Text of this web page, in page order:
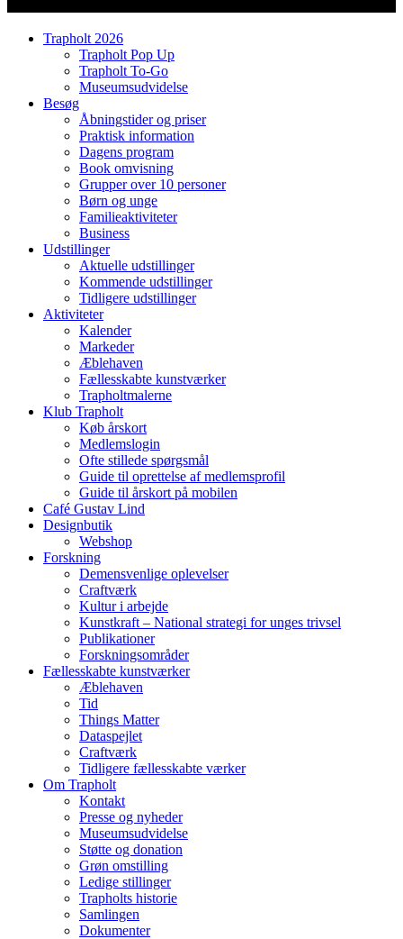
Trapholt 2026
Trapholt Pop Up
Trapholt To-Go
Museumsudvidelse
Besøg
Åbningstider og priser
Praktisk information
Dagens program
Book omvisning
Grupper over 10 personer
Børn og unge
Familieaktiviteter
Business
Udstillinger
Aktuelle udstillinger
Kommende udstillinger
Tidligere udstillinger
Aktiviteter
Kalender
Markeder
Æblehaven
Fællesskabte kunstværker
Trapholtmalerne
Klub Trapholt
Køb årskort
Medlemslogin
Ofte stillede spørgsmål
Guide til oprettelse af medlemsprofil
Guide til årskort på mobilen
Café Gustav Lind
Designbutik
Webshop
Forskning
Demensvenlige oplevelser
Craftværk
Kultur i arbejde
Kunstkraft – National strategi for unges trivsel
Publikationer
Forskningsområder
Fællesskabte kunstværker
Æblehaven
Tid
Things Matter
Dataspejlet
Craftværk
Tidligere fællesskabte værker
Om Trapholt
Kontakt
Presse og nyheder
Museumsudvidelse
Støtte og donation
Grøn omstilling
Ledige stillinger
Trapholts historie
Samlingen
Dokumenter